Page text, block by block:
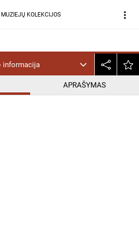
MUZIEJŲ KOLEKCIJOS more_vert
informacija
APRAŠYMAS